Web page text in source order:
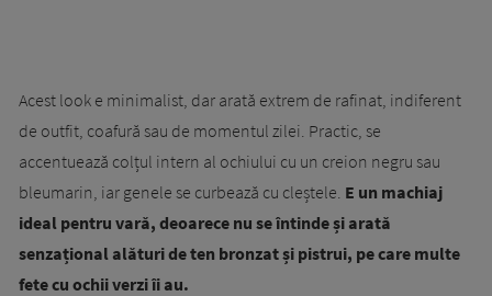
Acest look e minimalist, dar arată extrem de rafinat, indiferent
de outfit, coafură sau de momentul zilei. Practic, se
accentuează colțul intern al ochiului cu un creion negru sau
bleumarin, iar genele se curbează cu cleștele. E un machiaj
ideal pentru vară, deoarece nu se întinde și arată
senzațional alături de ten bronzat și pistrui, pe care multe
fete cu ochii verzi îi au.